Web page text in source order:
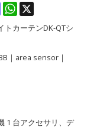
MastodonWhatsApp
トカーテンDK-QTシ
｜area sensor｜
1 台アクセサリ、デ